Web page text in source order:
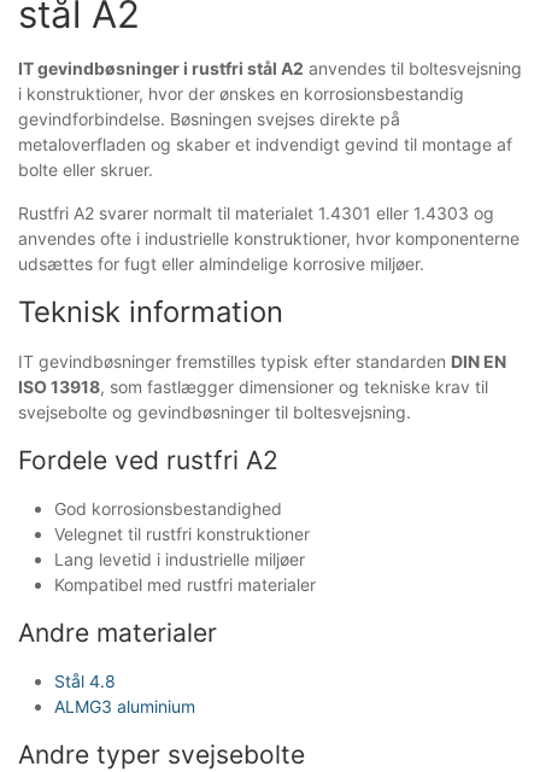
stål A2
IT gevindbøsninger i rustfri stål A2 anvendes til boltesvejsning
i konstruktioner, hvor der ønskes en korrosionsbestandig
gevindforbindelse. Bøsningen svejses direkte på
metaloverfladen og skaber et indvendigt gevind til montage af
bolte eller skruer.
Rustfri A2 svarer normalt til materialet 1.4301 eller 1.4303 og
anvendes ofte i industrielle konstruktioner, hvor komponenterne
udsættes for fugt eller almindelige korrosive miljøer.
Teknisk information
IT gevindbøsninger fremstilles typisk efter standarden DIN EN
ISO 13918, som fastlægger dimensioner og tekniske krav til
svejsebolte og gevindbøsninger til boltesvejsning.
Fordele ved rustfri A2
God korrosionsbestandighed
Velegnet til rustfri konstruktioner
Lang levetid i industrielle miljøer
Kompatibel med rustfri materialer
Andre materialer
Stål 4.8
ALMG3 aluminium
Andre typer svejsebolte